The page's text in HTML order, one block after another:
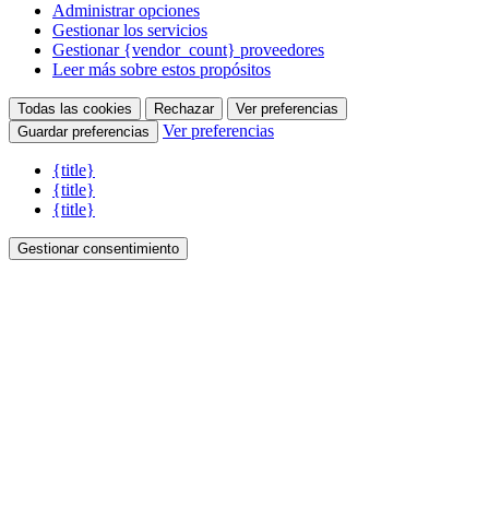
Administrar opciones
Gestionar los servicios
Gestionar {vendor_count} proveedores
Leer más sobre estos propósitos
Todas las cookies Rechazar
Ver preferencias
Guardar preferencias
Ver preferencias
{title}
{title}
{title}
Gestionar consentimiento